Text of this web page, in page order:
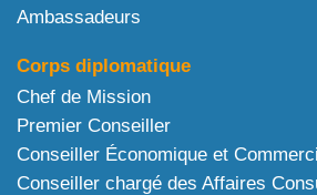
Ambassadeurs
Corps diplomatique
Chef de Mission
Premier Conseiller
Conseiller Économique et
Conseiller chargé des Affaires